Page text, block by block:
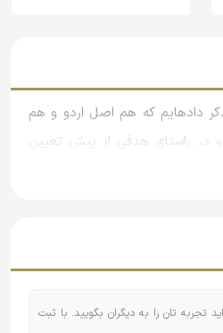
دادهایم که هم اصل اردو و هم
در راستای هدفی از پیش تعیین
باشد ممکن است صرفا یک
تجربه تان را به دیگران بگویید. با ثبت